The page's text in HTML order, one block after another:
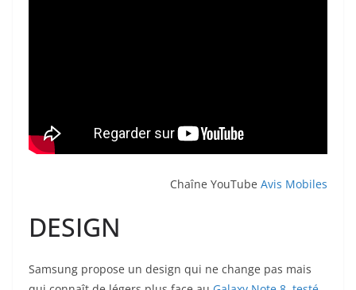
Chaîne YouTube Avis Mobiles
DESIGN
Samsung propose un design qui ne change pas mais